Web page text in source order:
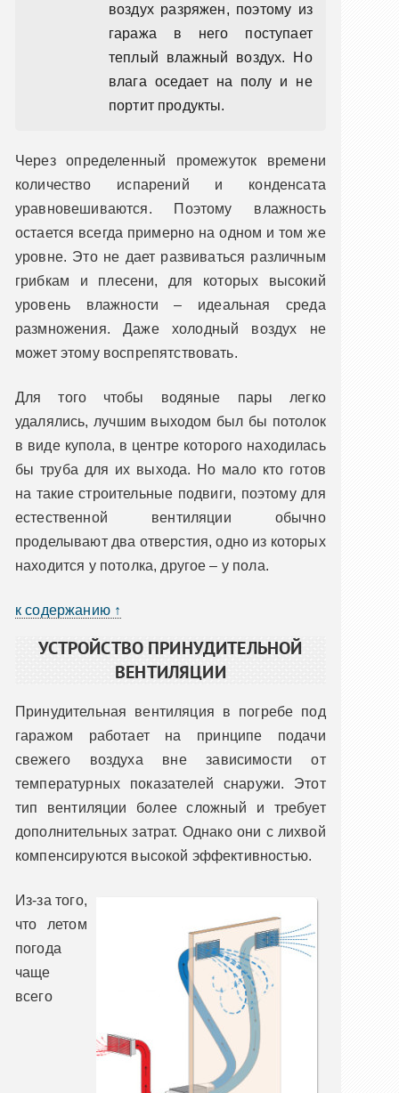
воздух разряжен, поэтому из
гаража в него поступает
теплый влажный воздух. Но
влага оседает на полу и не
портит продукты.
Через определенный промежуток времени
количество испарений и конденсата
уравновешиваются. Поэтому влажность
остается всегда примерно на одном и том же
уровне. Это не дает развиваться различным
грибкам и плесени, для которых высокий
уровень влажности – идеальная среда
размножения. Даже холодный воздух не
может этому воспрепятствовать.
Для того чтобы водяные пары легко
удалялись, лучшим выходом был бы потолок
в виде купола, в центре которого находилась
бы труба для их выхода. Но мало кто готов
на такие строительные подвиги, поэтому для
естественной вентиляции обычно
проделывают два отверстия, одно из которых
находится у потолка, другое – у пола.
к содержанию ↑
УСТРОЙСТВО ПРИНУДИТЕЛЬНОЙ
ВЕНТИЛЯЦИИ
Принудительная вентиляция в погребе под
гаражом работает на принципе подачи
свежего воздуха вне зависимости от
температурных показателей снаружи. Этот
тип вентиляции более сложный и требует
дополнительных затрат. Однако они с лихвой
компенсируются высокой эффективностью.
Из-за того,
что летом
погода
чаще
всего